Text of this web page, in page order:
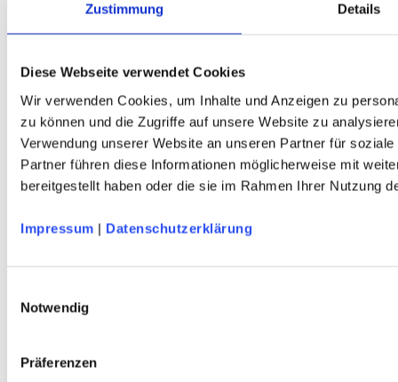
Zustimmung Details
Diese Webseite verwendet Cookies
Wir verwenden Cookies, um Inhalte und Anzeigen zu
zu können und die Zugriffe auf unsere Website zu
Verwendung unserer Website an unseren Partner für
Partner führen diese Informationen möglicherweise mit
bereitgestellt haben oder die sie im Rahmen Ihrer Nutzung
Impressum | Datenschutzerklärung
Notwendig
Präferenzen
DAV Rotplattenspitze Damen Funktionsshirt
Merino-Tencel® - grau- rot - schnelltrocknend
recyceltes Polyester - blau - schnelltrocknend - DAV-Edition
Service